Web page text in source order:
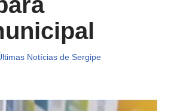
Notícias de Sergipe